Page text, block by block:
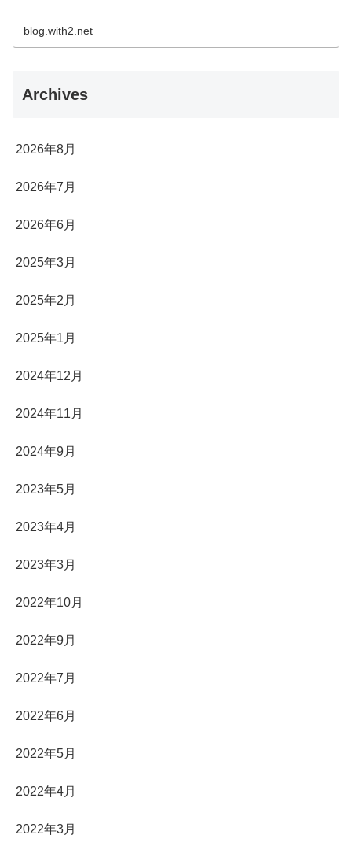
blog.with2.net
Archives
2026年8月
2026年7月
2026年6月
2025年3月
2025年2月
2025年1月
2024年12月
2024年11月
2024年9月
2023年5月
2023年4月
2023年3月
2022年10月
2022年9月
2022年7月
2022年6月
2022年5月
2022年4月
2022年3月